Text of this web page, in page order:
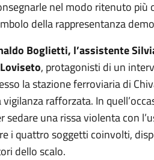
nel modo ritenuto più
della rappresentanza
Boglietti, l’assistente
, protagonisti di un
la stazione ferroviaria di
rafforzata. In
una rissa violenta con
i quattro soggetti coinvolti,
dello scalo.